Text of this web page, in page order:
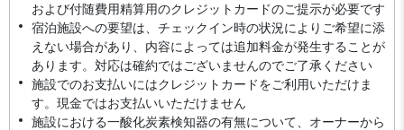
および付随費用精算用のクレジットカードのご提示が必要です
宿泊施設への要望は、チェックイン時の状況によりご希望に添
えない場合があり、内容によっては追加料金が発生することが
あります。対応は確約ではございませんのでご了承ください
施設でのお支払いにはクレジットカードをご利用いただけま
す。現金ではお支払いいただけません
施設における一酸化炭素検知器の有無について、オーナーから